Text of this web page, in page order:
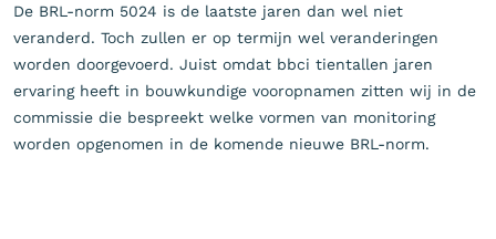
De BRL-norm 5024 is de laatste jaren dan wel niet
veranderd. Toch zullen er op termijn wel veranderingen
worden doorgevoerd. Juist omdat bbci tientallen jaren
ervaring heeft in bouwkundige vooropnamen zitten wij in de
commissie die bespreekt welke vormen van monitoring
worden opgenomen in de komende nieuwe BRL-norm.